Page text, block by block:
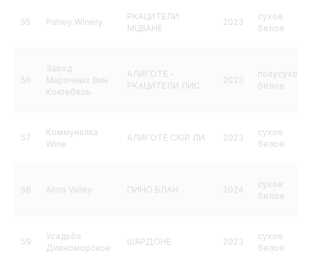
55 Patrey Winery
РКАЦИТЕЛИ
МЦВАНЕ
2023
сухое
белое
56
Завод
Марочных Вин
Коктебель
АЛИГОТЕ -
РКАЦИТЕЛИ ЛИС
2023
полусухое
белое
57
Коммуналка
Wine
АЛИГОТЕ СЮР ЛИ 2023
сухое
белое
58 Alma Valley ПИНО БЛАН 2024
сухое
белое
59
Усадьба
Дивноморское
ШАРДОНЕ 2023
сухое
белое